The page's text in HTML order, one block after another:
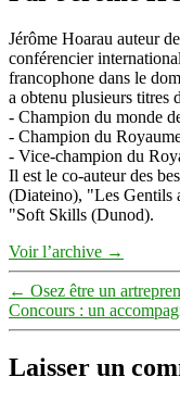
Jérôme Hoarau auteur
conférencier
francophone dans le
a obtenu plusieurs titres
- Champion du monde
- Champion du
- Vice-champion du
Il est le co-auteur des
(Diateino), "Les Gentils
"Soft Skills (Dunod).
Voir l’archive →
← Osez être un
Concours : un
Laisser un